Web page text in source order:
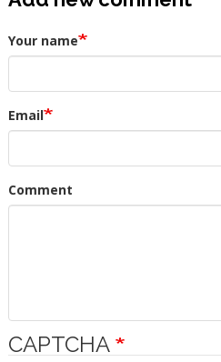
Your name
Email
Comment
CAPTCHA